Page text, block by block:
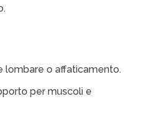
lombare o affaticamento.
per muscoli e